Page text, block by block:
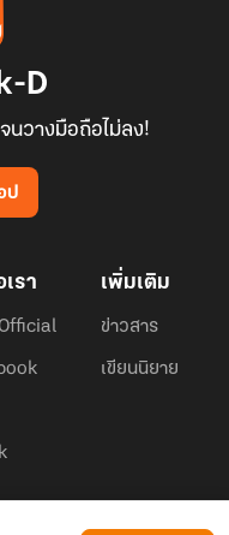
D
นวางมือถือไม่ลง!
ป
รา เพิ่มเติม
ข่าวสาร
เขียนนิยาย